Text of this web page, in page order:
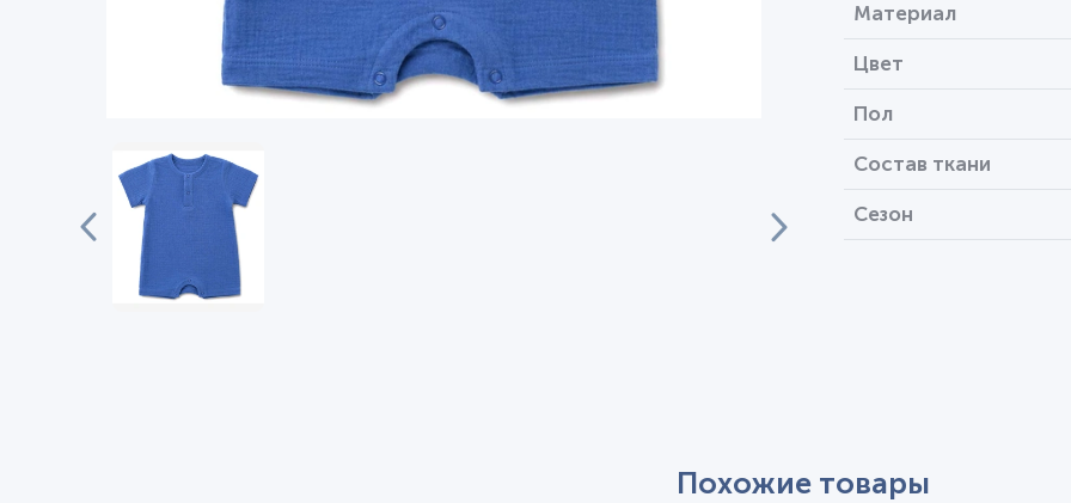
Материал
Цвет
Пол
Состав ткани
Сезон
Похожие товары